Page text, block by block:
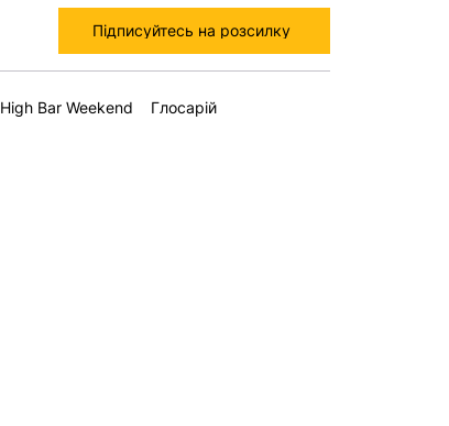
Підписуйтесь на розсилку
High Bar Weekend Глосарій